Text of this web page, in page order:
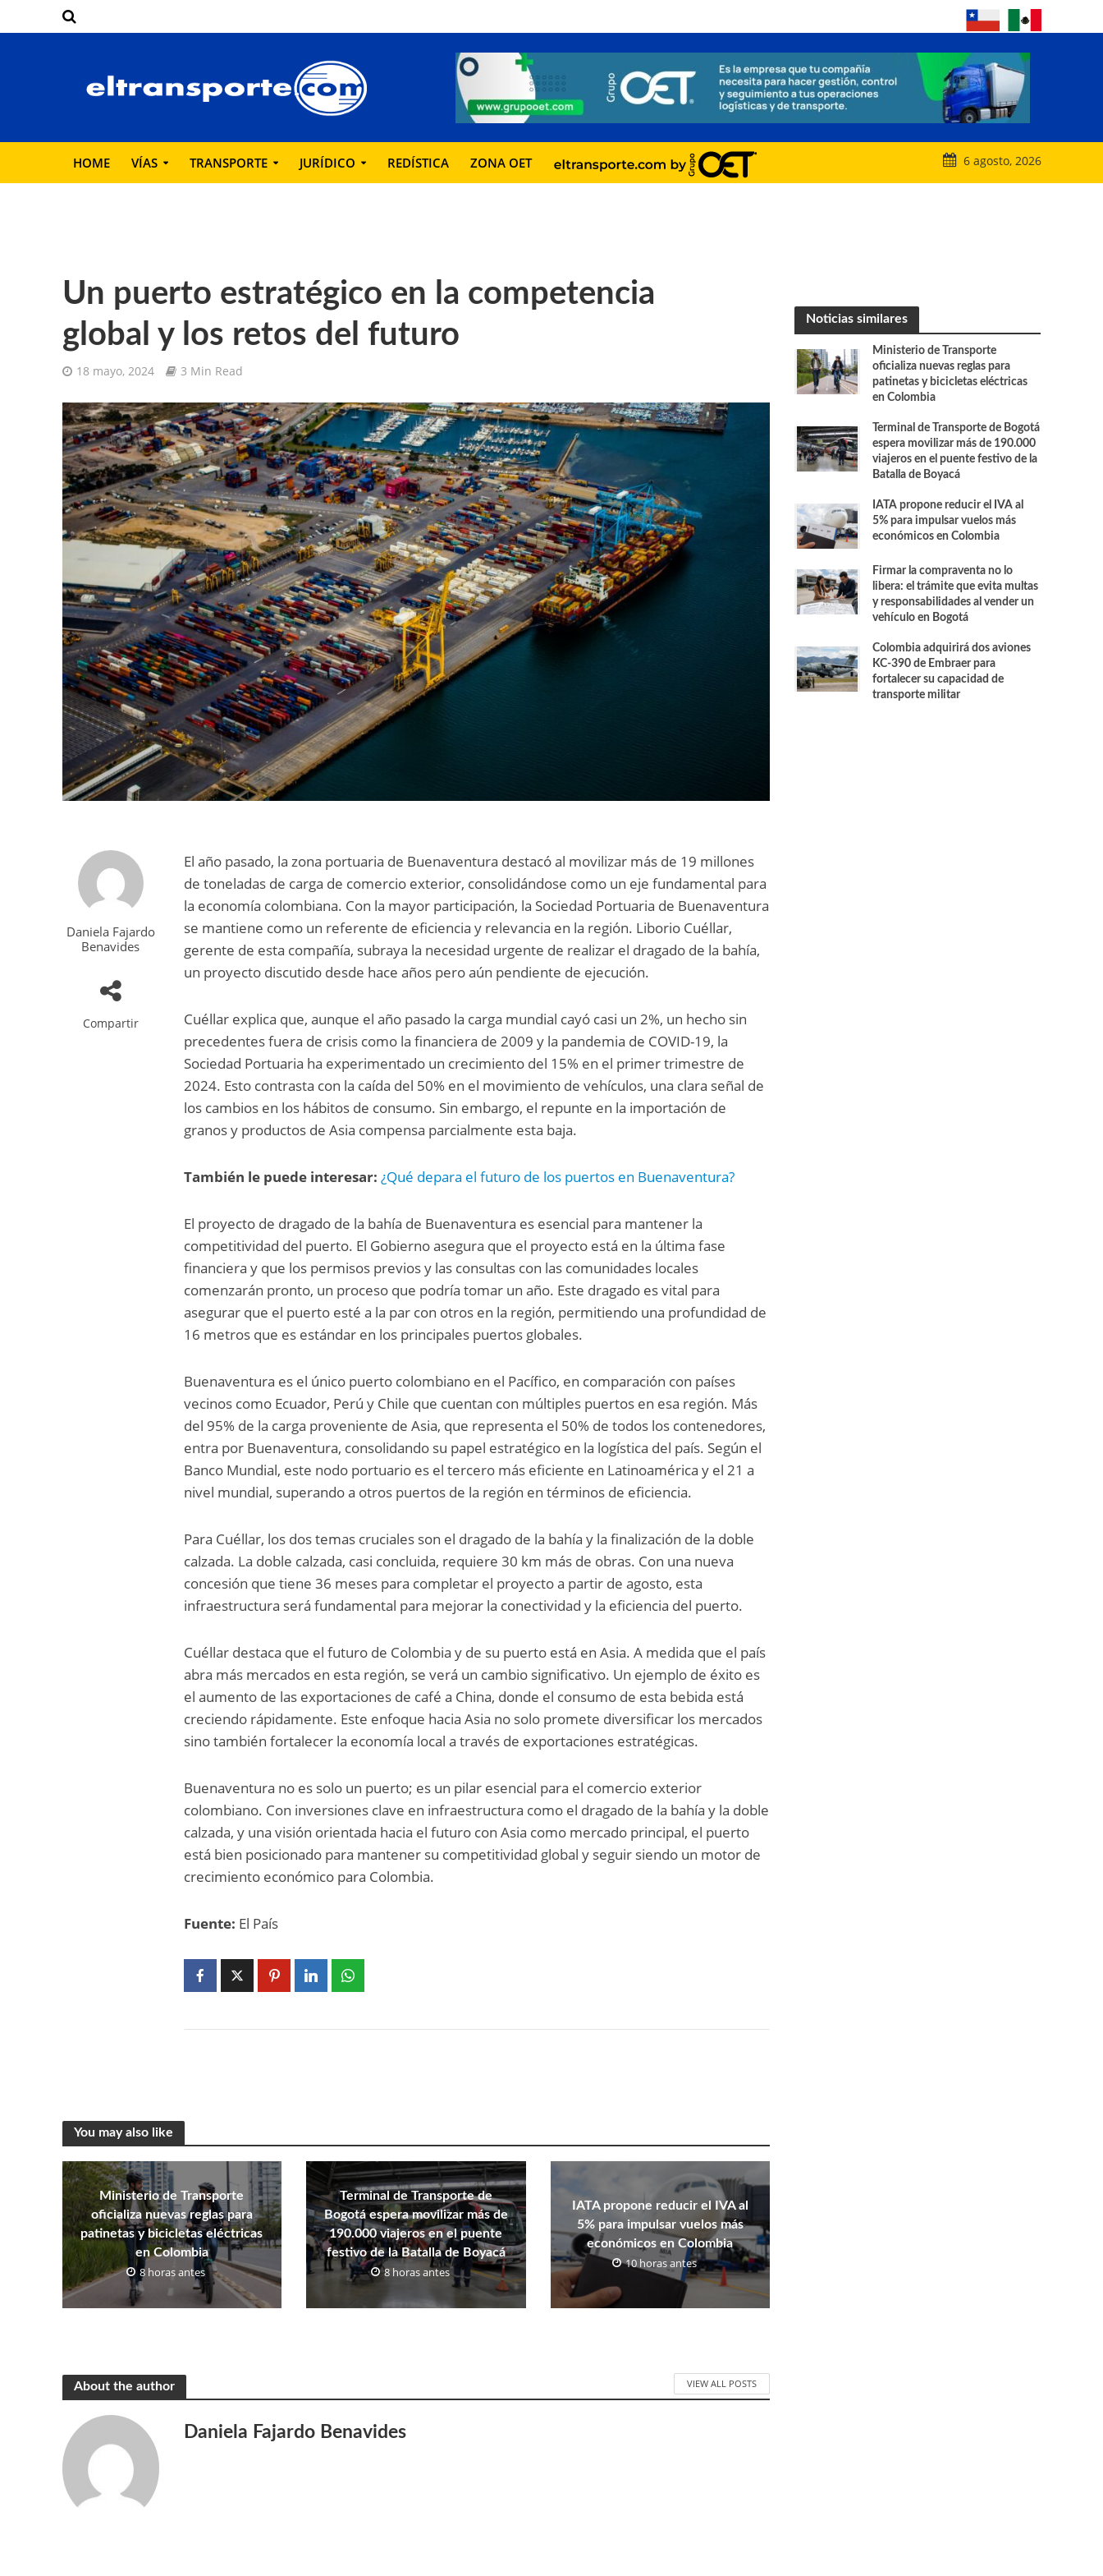
HOME VÍAS TRANSPORTE JURÍDICO REDÍSTICA ZONA OET 6 agosto, 2026
Un puerto estratégico en la competencia
global y los retos del futuro
18 mayo, 2024 3 Min Read
Daniela Fajardo
Benavides
Compartir
El año pasado, la zona portuaria de Buenaventura destacó al movilizar más de 19 millones
de toneladas de carga de comercio exterior, consolidándose como un eje fundamental para
la economía colombiana. Con la mayor participación, la Sociedad Portuaria de Buenaventura
se mantiene como un referente de eficiencia y relevancia en la región. Liborio Cuéllar,
gerente de esta compañía, subraya la necesidad urgente de realizar el dragado de la bahía,
un proyecto discutido desde hace años pero aún pendiente de ejecución.
Cuéllar explica que, aunque el año pasado la carga mundial cayó casi un 2%, un hecho sin
precedentes fuera de crisis como la financiera de 2009 y la pandemia de COVID-19, la
Sociedad Portuaria ha experimentado un crecimiento del 15% en el primer trimestre de
2024. Esto contrasta con la caída del 50% en el movimiento de vehículos, una clara señal de
los cambios en los hábitos de consumo. Sin embargo, el repunte en la importación de
granos y productos de Asia compensa parcialmente esta baja.
También le puede interesar: ¿Qué depara el futuro de los puertos en Buenaventura?
El proyecto de dragado de la bahía de Buenaventura es esencial para mantener la
competitividad del puerto. El Gobierno asegura que el proyecto está en la última fase
financiera y que los permisos previos y las consultas con las comunidades locales
comenzarán pronto, un proceso que podría tomar un año. Este dragado es vital para
asegurar que el puerto esté a la par con otros en la región, permitiendo una profundidad de
16 metros que es estándar en los principales puertos globales.
Buenaventura es el único puerto colombiano en el Pacífico, en comparación con países
vecinos como Ecuador, Perú y Chile que cuentan con múltiples puertos en esa región. Más
del 95% de la carga proveniente de Asia, que representa el 50% de todos los contenedores,
entra por Buenaventura, consolidando su papel estratégico en la logística del país. Según el
Banco Mundial, este nodo portuario es el tercero más eficiente en Latinoamérica y el 21 a
nivel mundial, superando a otros puertos de la región en términos de eficiencia.
Para Cuéllar, los dos temas cruciales son el dragado de la bahía y la finalización de la doble
calzada. La doble calzada, casi concluida, requiere 30 km más de obras. Con una nueva
concesión que tiene 36 meses para completar el proyecto a partir de agosto, esta
infraestructura será fundamental para mejorar la conectividad y la eficiencia del puerto.
Cuéllar destaca que el futuro de Colombia y de su puerto está en Asia. A medida que el país
abra más mercados en esta región, se verá un cambio significativo. Un ejemplo de éxito es
el aumento de las exportaciones de café a China, donde el consumo de esta bebida está
creciendo rápidamente. Este enfoque hacia Asia no solo promete diversificar los mercados
sino también fortalecer la economía local a través de exportaciones estratégicas.
Buenaventura no es solo un puerto; es un pilar esencial para el comercio exterior
colombiano. Con inversiones clave en infraestructura como el dragado de la bahía y la doble
calzada, y una visión orientada hacia el futuro con Asia como mercado principal, el puerto
está bien posicionado para mantener su competitividad global y seguir siendo un motor de
crecimiento económico para Colombia.
Fuente: El País
You may also like
Ministerio de Transporte
oficializa nuevas reglas para
patinetas y bicicletas eléctricas
en Colombia
8 horas antes
Terminal de Transporte de
Bogotá espera movilizar más de
190.000 viajeros en el puente
festivo de la Batalla de Boyacá
8 horas antes
IATA propone reducir el IVA al
5% para impulsar vuelos más
económicos en Colombia
10 horas antes
About the author VIEW ALL POSTS
Daniela Fajardo Benavides
Noticias similares
Ministerio de Transporte
oficializa nuevas reglas para
patinetas y bicicletas eléctricas
en Colombia
Terminal de Transporte de Bogotá
espera movilizar más de 190.000
viajeros en el puente festivo de la
Batalla de Boyacá
IATA propone reducir el IVA al
5% para impulsar vuelos más
económicos en Colombia
Firmar la compraventa no lo
libera: el trámite que evita multas
y responsabilidades al vender un
vehículo en Bogotá
Colombia adquirirá dos aviones
KC-390 de Embraer para
fortalecer su capacidad de
transporte militar